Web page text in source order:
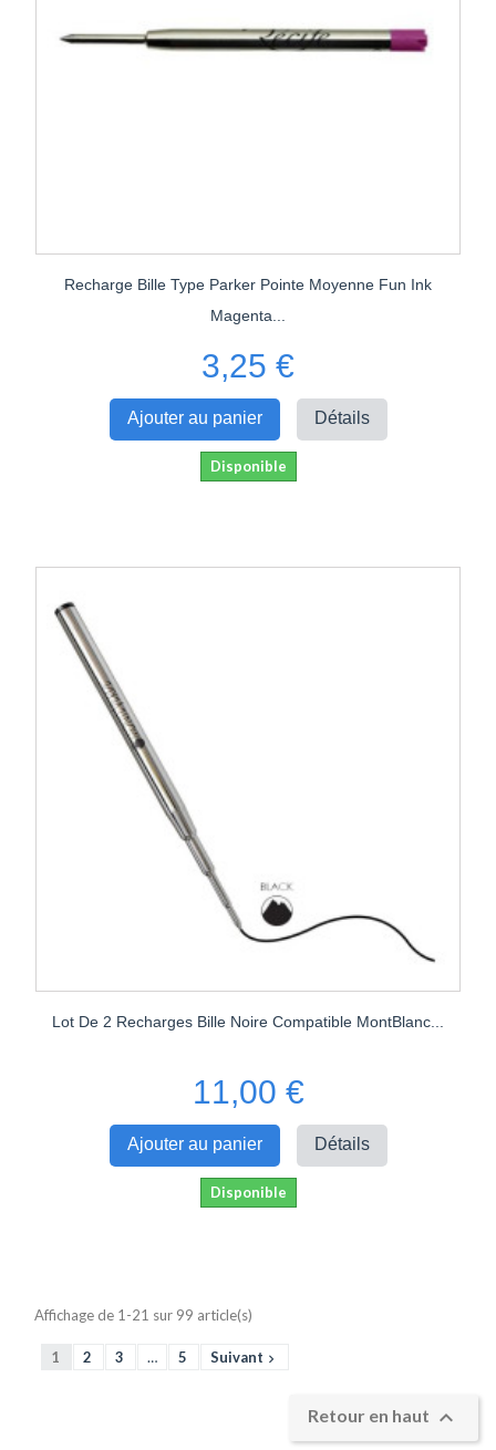
Recharge Bille Type Parker Pointe Moyenne Fun Ink
Magenta...
3,25 €
Ajouter au panier Détails
Disponible
Lot De 2 Recharges Bille Noire Compatible MontBlanc...
11,00 €
Ajouter au panier Détails
Disponible
Affichage de 1-21 sur 99 article(s)
1 2 3 … 5 Suivant 
Retour en haut 